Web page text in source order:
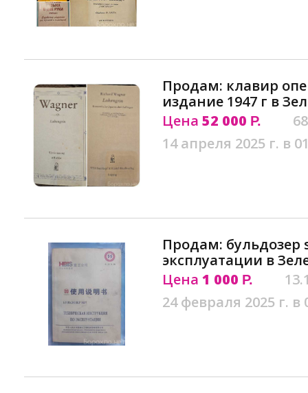
Продам: клавир
издание 1947 г в
Цена 52 000 Р.
14 апреля 2025 г. в
Продам: бульдозер
эксплуатации в
Цена 1 000 Р.
24 февраля 2025 г. в